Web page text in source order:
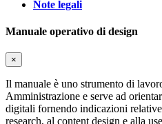
Note legali
Manuale operativo di design
×
Il manuale è uno strumento di
Amministrazione e serve ad
digitali fornendo indicazioni
research, al content design e alla